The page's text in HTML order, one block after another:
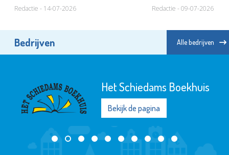
Redactie - 14-07-2026 Redactie - 09-07-2026
Bedrijven Alle bedrijven
Het Schiedams Boekhuis
Bekijk de pagina